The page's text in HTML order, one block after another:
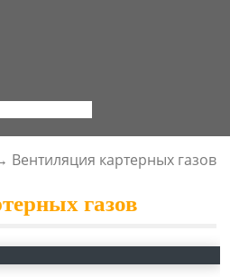
Вентиляция картерных газов
газов